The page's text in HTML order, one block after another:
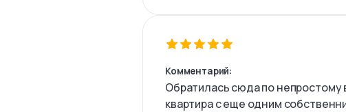
Комментарий:
Обратилась сюда по непростому
квартира с еще одним